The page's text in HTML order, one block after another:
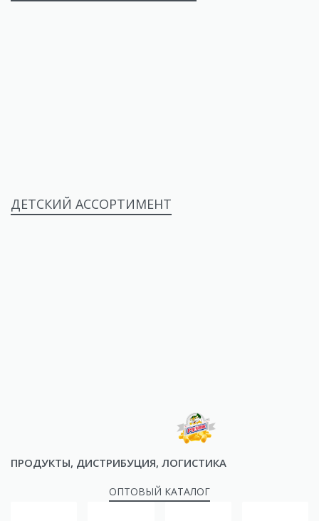
ДЕТСКИЙ АССОРТИМЕНТ
ПРОДУКТЫ, ДИСТРИБУЦИЯ, ЛОГИСТИКА
ОПТОВЫЙ КАТАЛОГ